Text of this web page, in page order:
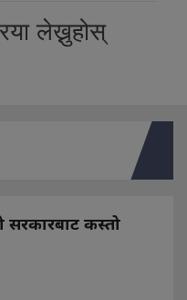
लेख्नुहोस्
सरकारबाट कस्तो